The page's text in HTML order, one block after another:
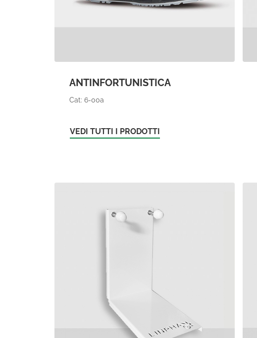
ANTINFORTUNISTICA
Cat: 6-00a
VEDI TUTTI I PRODOTTI